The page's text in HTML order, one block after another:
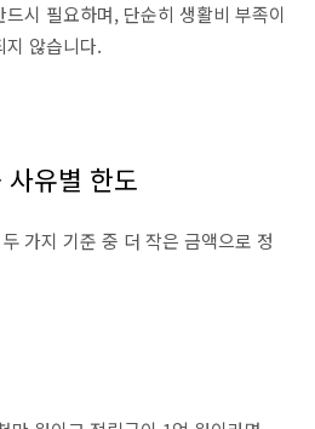
시 필요하며, 단순히 생활비 부족이
지 않습니다.
유별 한도
가지 기준 중 더 작은 금액으로 정